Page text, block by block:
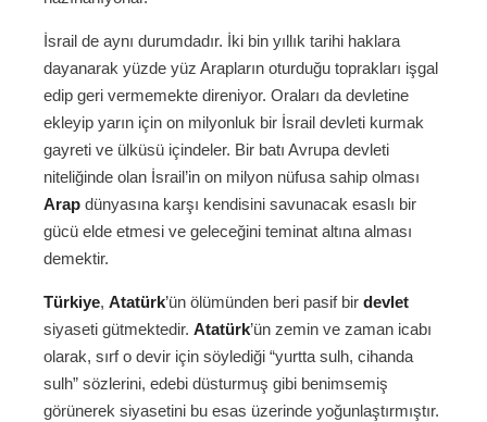
İsrail de aynı durumdadır. İki bin yıllık tarihi haklara
dayanarak yüzde yüz Arapların oturduğu toprakları işgal
edip geri vermemekte direniyor. Oraları da devletine
ekleyip yarın için on milyonluk bir İsrail devleti kurmak
gayreti ve ülküsü içindeler. Bir batı Avrupa devleti
niteliğinde olan İsrail’in on milyon nüfusa sahip olması
Arap dünyasına karşı kendisini savunacak esaslı bir
gücü elde etmesi ve geleceğini teminat altına alması
demektir.
Türkiye, Atatürk’ün ölümünden beri pasif bir devlet
siyaseti gütmektedir. Atatürk’ün zemin ve zaman icabı
olarak, sırf o devir için söylediği “yurtta sulh, cihanda
sulh” sözlerini, edebi düsturmuş gibi benimsemiş
görünerek siyasetini bu esas üzerinde yoğunlaştırmıştır.